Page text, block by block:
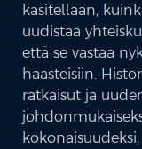
käsitellään,
uudistaa
että se vastaa
haasteisiin.
ratkaisut ja